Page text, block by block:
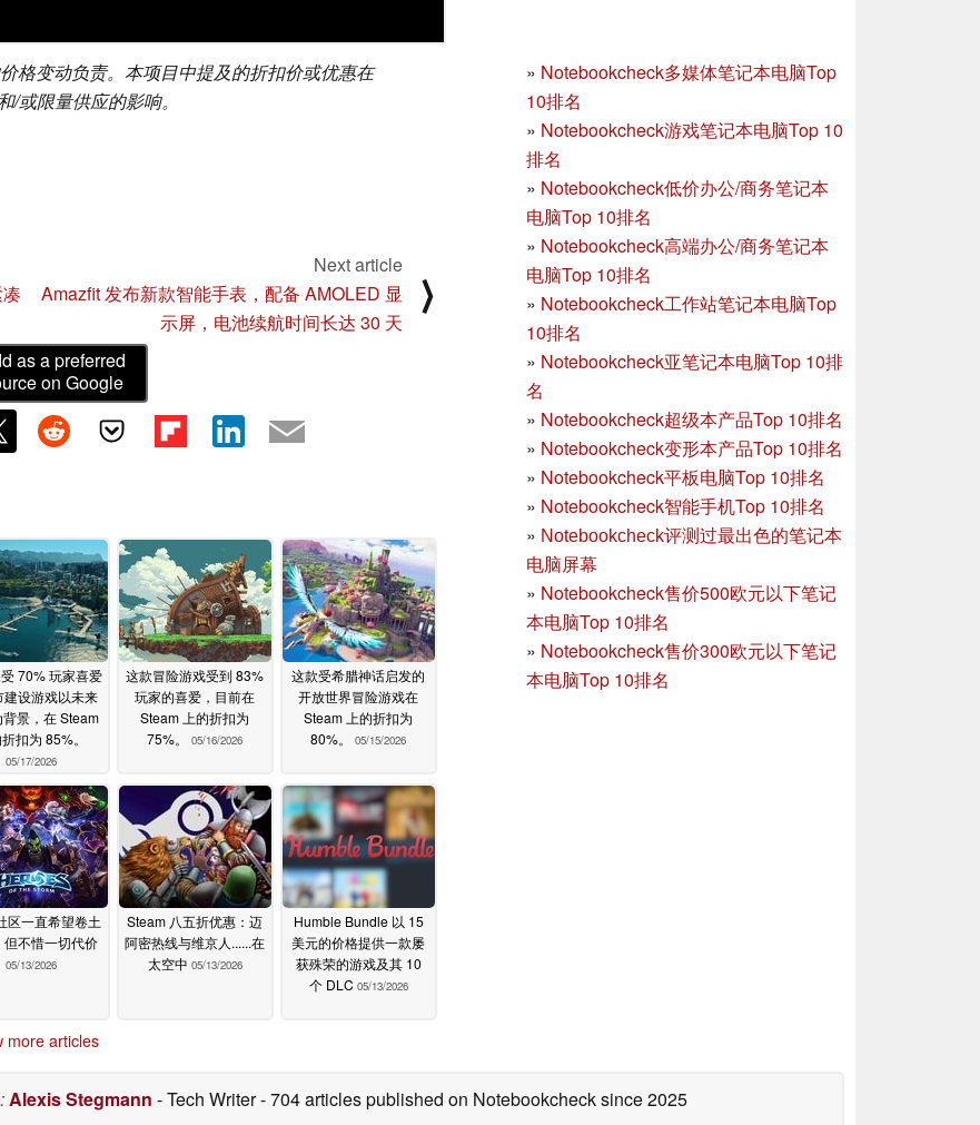
» Notebookcheck多媒体笔记本电脑Top
10排名
» Notebookcheck游戏笔记本电脑Top 10
排名
» Notebookcheck低价办公/商务笔记本
电脑Top 10排名
» Notebookcheck高端办公/商务笔记本
电脑Top 10排名
» Notebookcheck工作站笔记本电脑Top
10排名
» Notebookcheck亚笔记本电脑Top 10排
名
» Notebookcheck超级本产品Top 10排名
» Notebookcheck变形本产品Top 10排名
» Notebookcheck平板电脑Top 10排名
» Notebookcheck智能手机Top 10排名
» Notebookcheck评测过最出色的笔记本
电脑屏幕
» Notebookcheck售价500欧元以下笔记
本电脑Top 10排名
» Notebookcheck售价300欧元以下笔记
本电脑Top 10排名
格变动负责。本项目中提及的折扣价或优惠在
或限量供应的影响。
Next article
Amazfit 发布新款智能手表，配备 AMOLED 显
示屏，电池续航时间长达 30 天
⟩
as a preferred
on Google
70% 玩家喜爱
建设游戏以未来
景，在 Steam
折扣为 85%。
05/17/2026
这款冒险游戏受到 83%
玩家的喜爱，目前在
Steam 上的折扣为
75%。
05/16/2026
这款受希腊神话启发的
开放世界冒险游戏在
Steam 上的折扣为
80%。
05/15/2026
区一直希望卷土
但不惜一切代价
05/13/2026
Steam 八五折优惠：迈
阿密热线与维京人......在
太空中 05/13/2026
Humble Bundle 以 15
美元的价格提供一款屡
获殊荣的游戏及其 10
个 DLC 05/13/2026
more articles
:Alexis Stegmann - Tech Writer- 704 articles published on Notebookchecksince 2025